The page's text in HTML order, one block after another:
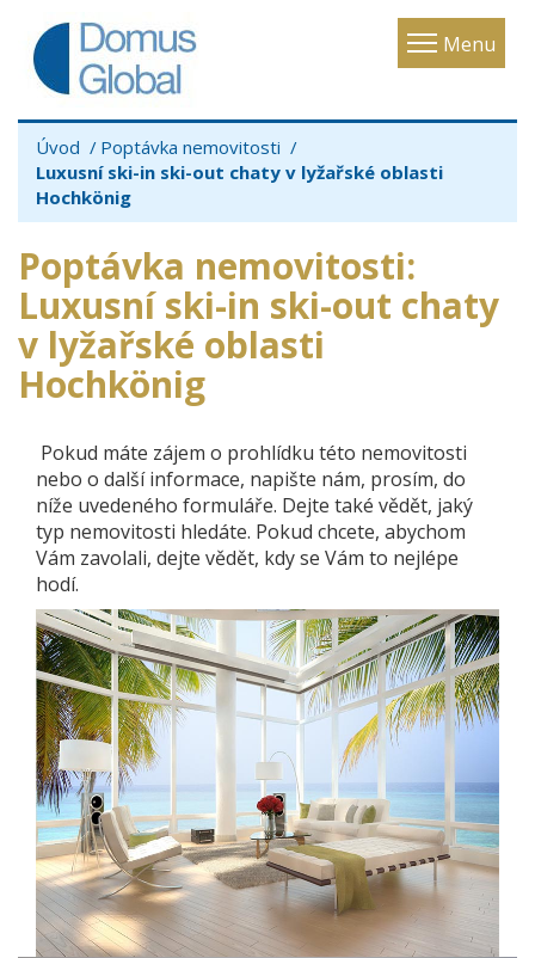
Menu
Toggle
Úvod
Poptávka nemovitosti
Luxusní ski-in ski-out chaty v lyžařské oblasti
Hochkönig
Poptávka nemovitosti:
Luxusní ski-in ski-out chaty
v lyžařské oblasti
Hochkönig
Pokud máte zájem o prohlídku této nemovitosti
nebo o další informace, napište nám, prosím, do
níže uvedeného formuláře. Dejte také vědět, jaký
typ nemovitosti hledáte. Pokud chcete, abychom
Vám zavolali, dejte vědět, kdy se Vám to nejlépe
hodí.